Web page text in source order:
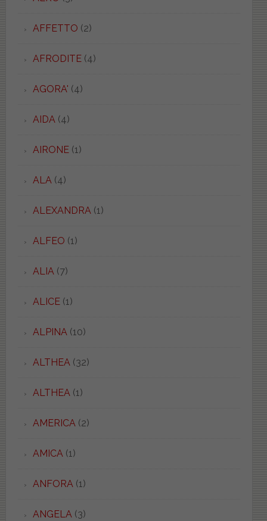
AFFETTO (2)
AFRODITE(4)
AGORA' (4)
AIDA(4)
AIRONE(1)
ALA(4)
ALEXANDRA(1)
ALFEO (1)
ALIA(7)
ALICE(1)
ALPINA(10)
ALTHEA(32)
ALTHEA(1)
AMERICA(2)
AMICA(1)
ANFORA(1)
ANGELA(3)